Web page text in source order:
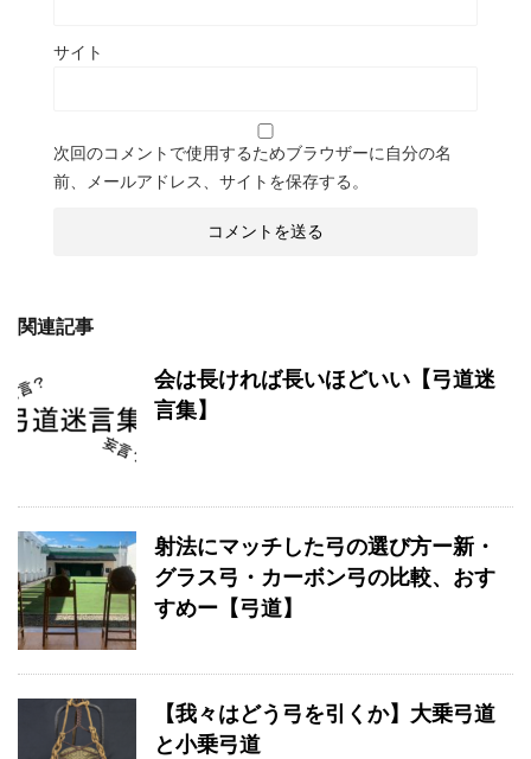
サイト
次回のコメントで使用するためブラウザーに自分の名
前、メールアドレス、サイトを保存する。
関連記事
会は長ければ長いほどいい【弓道迷
言集】
射法にマッチした弓の選び方ー新・
グラス弓・カーボン弓の比較、おす
すめー【弓道】
【我々はどう弓を引くか】大乗弓道
と小乗弓道